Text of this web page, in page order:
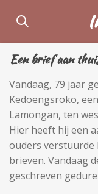
direct
naar
de
Een brief aan
Vandaag, 79 jaar
Kedoengsroko,
Lamongan, ten
Hier heeft hij een
ouders verstuurde
brieven. Vandaag
geschreven